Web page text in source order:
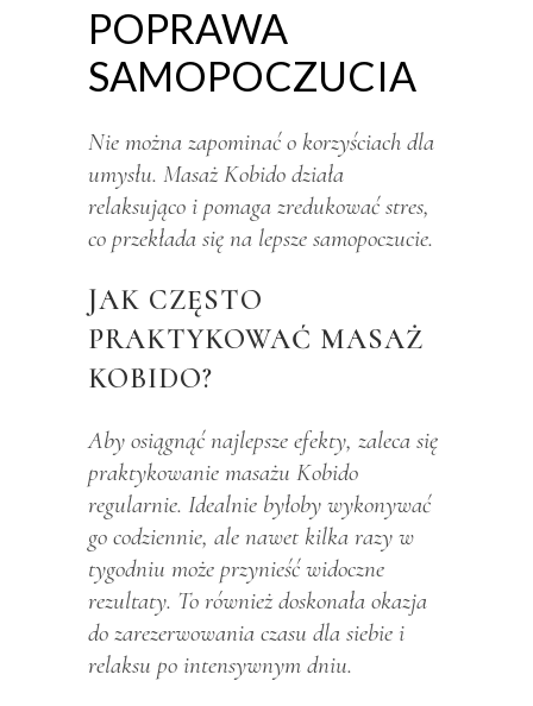
POPRAWA
SAMOPOCZUCIA
Nie można zapominać o korzyściach dla
umysłu. Masaż Kobido działa
relaksująco i pomaga zredukować stres,
co przekłada się na lepsze samopoczucie.
JAK CZĘSTO
PRAKTYKOWAĆ MASAŻ
KOBIDO?
Aby osiągnąć najlepsze efekty, zaleca się
praktykowanie masażu Kobido
regularnie. Idealnie byłoby wykonywać
go codziennie, ale nawet kilka razy w
tygodniu może przynieść widoczne
rezultaty. To również doskonała okazja
do zarezerwowania czasu dla siebie i
relaksu po intensywnym dniu.